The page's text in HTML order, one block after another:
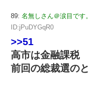
89: 名無しさん＠涙目です
ID:jPuDYGqR0
>>51
高市は金融課税
前回の総裁選の